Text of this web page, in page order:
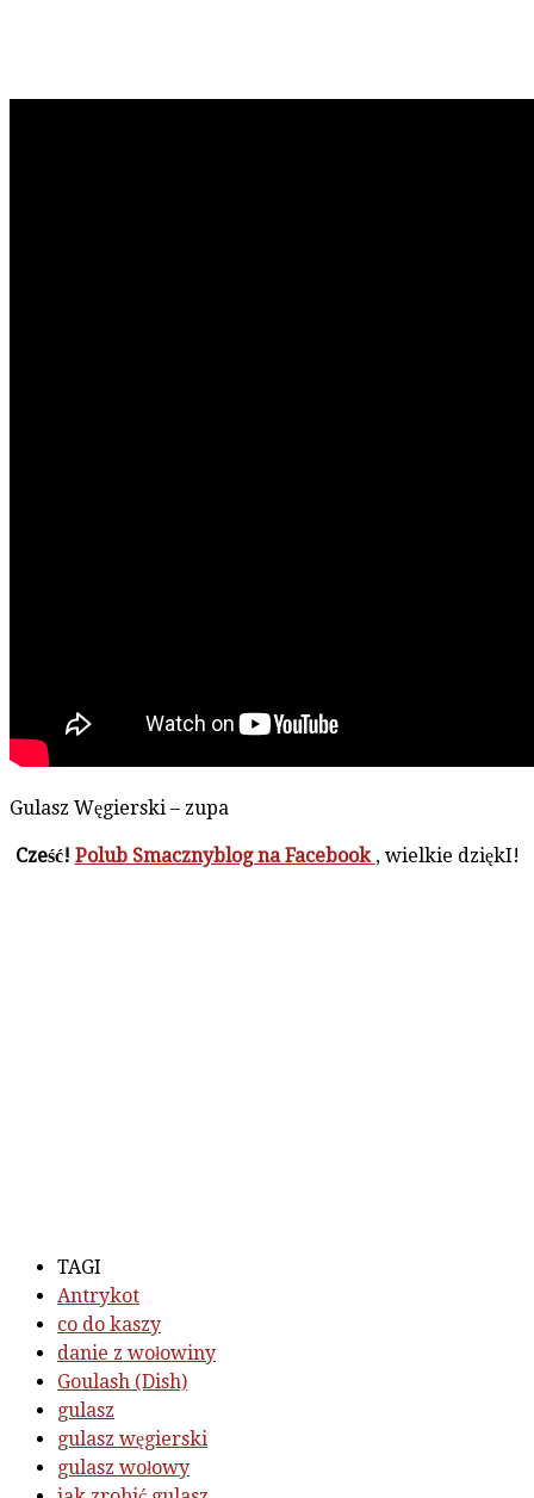
Gulasz Węgierski – zupa
Cześć! Polub Smacznyblog na Facebook , wielkie dziękI!
TAGI
Antrykot
co do kaszy
danie z wołowiny
Goulash (Dish)
gulasz
gulasz węgierski
gulasz wołowy